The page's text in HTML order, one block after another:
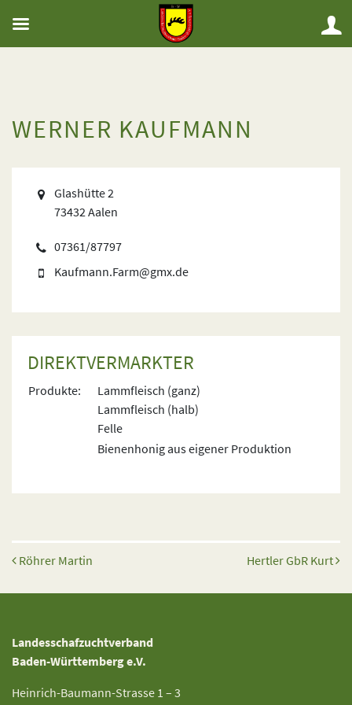
WERNER KAUFMANN
Glashütte 2
73432 Aalen
07361/87797
Kaufmann.Farm@gmx.de
DIREKTVERMARKTER
Produkte:
Lammfleisch (ganz)
Lammfleisch (halb)
Felle
Bienenhonig aus eigener Produktion
Beitrags-Navigation
Röhrer Martin Hertler GbR Kurt
Landesschafzuchtverband
Baden-Württemberg e.V.
Heinrich-Baumann-Strasse 1 – 3